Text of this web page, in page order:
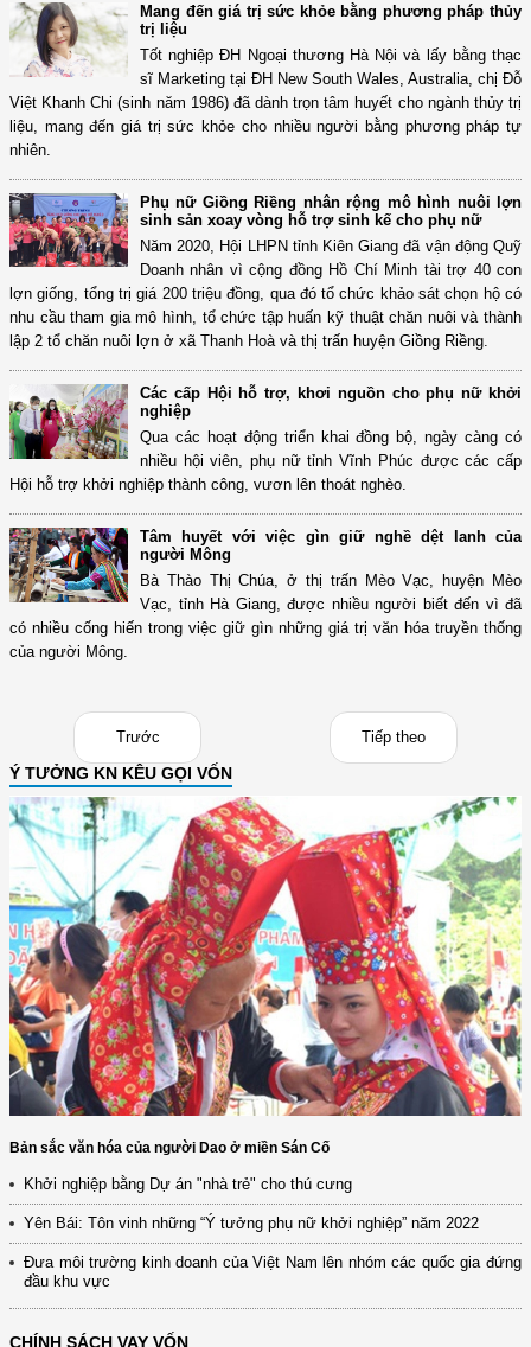
Mang đến giá trị sức khỏe bằng phương pháp thủy
trị liệu
Tốt nghiệp ĐH Ngoại thương Hà Nội và lấy bằng thạc
sĩ Marketing tại ĐH New South Wales, Australia, chị Đỗ
Việt Khanh Chi (sinh năm 1986) đã dành trọn tâm huyết cho ngành thủy trị
liệu, mang đến giá trị sức khỏe cho nhiều người bằng phương pháp tự
nhiên.
Phụ nữ Giồng Riềng nhân rộng mô hình nuôi lợn
sinh sản xoay vòng hỗ trợ sinh kế cho phụ nữ
Năm 2020, Hội LHPN tỉnh Kiên Giang đã vận động Quỹ
Doanh nhân vì cộng đồng Hồ Chí Minh tài trợ 40 con
lợn giống, tổng trị giá 200 triệu đồng, qua đó tổ chức khảo sát chọn hộ có
nhu cầu tham gia mô hình, tổ chức tập huấn kỹ thuật chăn nuôi và thành
lập 2 tổ chăn nuôi lợn ở xã Thanh Hoà và thị trấn huyện Giồng Riềng.
Các cấp Hội hỗ trợ, khơi nguồn cho phụ nữ khởi
nghiệp
Qua các hoạt động triển khai đồng bộ, ngày càng có
nhiều hội viên, phụ nữ tỉnh Vĩnh Phúc được các cấp
Hội hỗ trợ khởi nghiệp thành công, vươn lên thoát nghèo.
Tâm huyết với việc gìn giữ nghề dệt lanh của
người Mông
Bà Thào Thị Chúa, ở thị trấn Mèo Vạc, huyện Mèo
Vạc, tỉnh Hà Giang, được nhiều người biết đến vì đã
có nhiều cống hiến trong việc giữ gìn những giá trị văn hóa truyền thống
của người Mông.
Trước Tiếp theo
Ý TƯỞNG KN KÊU GỌI VỐN
Bản sắc văn hóa của người Dao ở miền Sán Cố
Khởi nghiệp bằng Dự án "nhà trẻ" cho thú cưng
Yên Bái: Tôn vinh những “Ý tưởng phụ nữ khởi nghiệp” năm 2022
Đưa môi trường kinh doanh của Việt Nam lên nhóm các quốc gia đứng
đầu khu vực
CHÍNH SÁCH VAY VỐN